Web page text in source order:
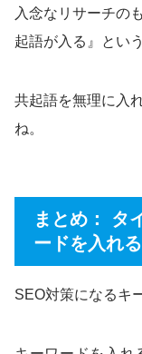
入念なリサーチの
起語が入る』とい
共起語を無理に入
ね。
まとめ： タ
ードを入れる
SEO対策になるキ